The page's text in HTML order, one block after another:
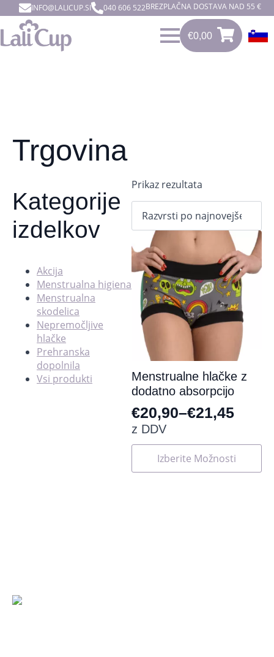
INFO@LALICUP.SI 040 606 522BREZPLAČNA DOSTAVA NAD 55 €
€0,00
€0,00
Trgovina
Kategorije
izdelkov
Akcija
Menstrualna higiena
Menstrualna
skodelica
Nepremočljive
hlačke
Prehranska
dopolnila
Vsi produkti
Prikaz rezultata
Menstrualne hlačke z
dodatno absorpcijo
€20,90–€21,45
Cenovni
razpon:
z DDV
Izberite Možnosti
Ta
izdelek
ima